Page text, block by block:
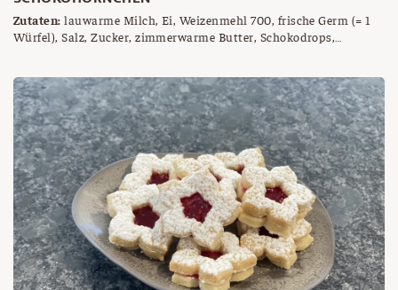
Zutaten: lauwarme Milch, Ei, Weizenmehl 700, frische Germ (= 1
Würfel), Salz, Zucker, zimmerwarme Butter, Schokodrops,